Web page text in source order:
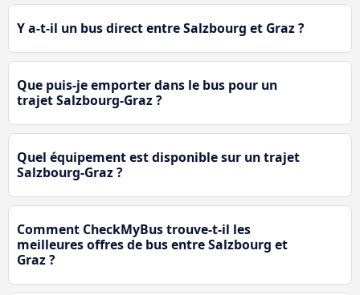
Y a-t-il un bus direct entre Salzbourg et Graz ?
Que puis-je emporter dans le bus pour un
trajet Salzbourg-Graz ?
Quel équipement est disponible sur un trajet
Salzbourg-Graz ?
Comment CheckMyBus trouve-t-il les
meilleures offres de bus entre Salzbourg et
Graz ?